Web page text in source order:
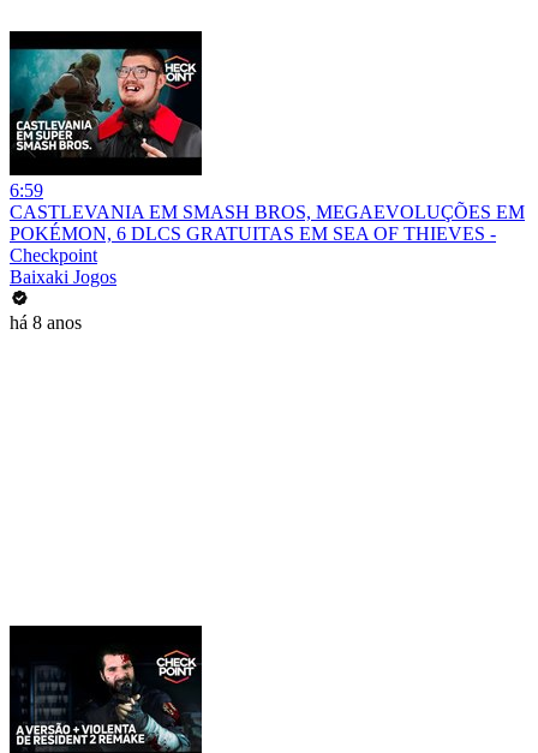
6:59
CASTLEVANIA EM SMASH BROS, MEGAEVOLUÇÕES EM
POKÉMON, 6 DLCS GRATUITAS EM SEA OF THIEVES -
Checkpoint
Baixaki Jogos
há 8 anos